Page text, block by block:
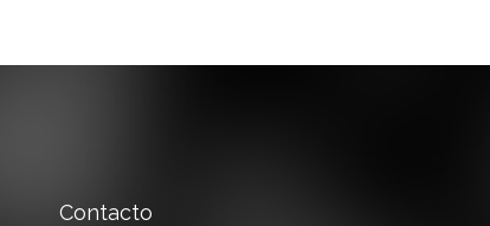
Contacto